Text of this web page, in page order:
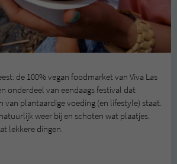
de 100% vegan foodmarket van Viva Las
onderdeel van eendaags festival dat
van plantaardige voeding (en lifestyle) staat.
weer bij en schoten wat plaatjes.
lekkere dingen.